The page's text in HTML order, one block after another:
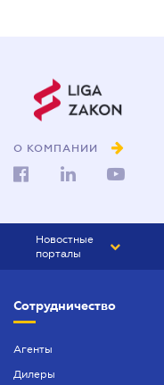
О КОМПАНИИ
Новостные
порталы
БИЗНЕС
Сотрудничество
Агенты
Дилеры